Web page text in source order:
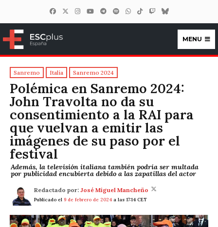
ESCplus España
MENU
Sanremo Italia Sanremo 2024
Polémica en Sanremo 2024:
John Travolta no da su
consentimiento a la RAI para
que vuelvan a emitir las
imágenes de su paso por el
festival
Además, la televisión italiana también podría ser multada
por publicidad encubierta debido a las zapatillas del actor
Redactado por: José Miguel Mancheño
Publicado el 9 de febrero de 2024 a las 17:14 CET